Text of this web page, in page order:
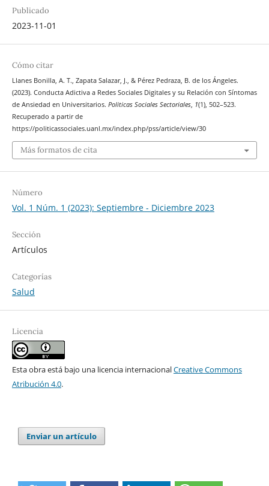
Publicado
2023-11-01
Cómo citar
Llanes Bonilla, A. T., Zapata Salazar, J., & Pérez Pedraza, B. de los Ángeles.
(2023). Conducta Adictiva a Redes Sociales Digitales y su Relación con Síntomas
de Ansiedad en Universitarios. Politicas Sociales Sectoriales, 1(1), 502–523.
Recuperado a partir de
https://politicassociales.uanl.mx/index.php/pss/article/view/30
Más formatos de cita
Número
Vol. 1 Núm. 1 (2023): Septiembre - Diciembre 2023
Sección
Artículos
Categorías
Salud
Licencia
Esta obra está bajo una licencia internacionalCreative Commons
Atribución 4.0.
Enviar un artículo